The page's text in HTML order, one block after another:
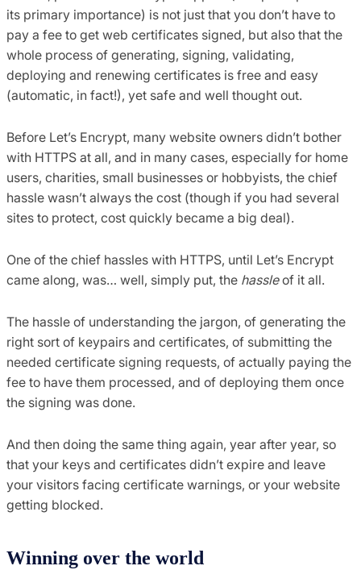
its primary importance) is not just that you don’t have to
pay a fee to get web certificates signed, but also that the
whole process of generating, signing, validating,
deploying and renewing certificates is free and easy
(automatic, in fact!), yet safe and well thought out.
Before Let’s Encrypt, many website owners didn’t bother
with HTTPS at all, and in many cases, especially for home
users, charities, small businesses or hobbyists, the chief
hassle wasn’t always the cost (though if you had several
sites to protect, cost quickly became a big deal).
One of the chief hassles with HTTPS, until Let’s Encrypt
came along, was… well, simply put, the hassleof it all.
The hassle of understanding the jargon, of generating the
right sort of keypairs and certificates, of submitting the
needed certificate signing requests, of actually paying the
fee to have them processed, and of deploying them once
the signing was done.
And then doing the same thing again, year after year, so
that your keys and certificates didn’t expire and leave
your visitors facing certificate warnings, or your website
getting blocked.
Winning over the world